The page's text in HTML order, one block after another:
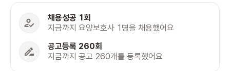
채용성공 1회
지금까지 요양보호사 1명을 채용했어요
공고등록 260회
지금까지 공고 260개를 등록했어요